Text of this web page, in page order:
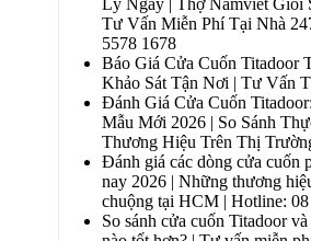
Tư Vấn Miễn Phí Tại Nhà
5578 1678
Báo Giá Cửa Cuốn Titadoor
Khảo Sát Tận Nơi | Tư Vấn
Đánh Giá Cửa Cuốn
Mẫu Mới 2026 | So Sánh
Thương Hiệu Trên Thị
Đánh giá các dòng cửa cuốn
nay 2026 | Những thương
chuộng tại HCM | Hotline: 08
So sánh cửa cuốn Titadoor